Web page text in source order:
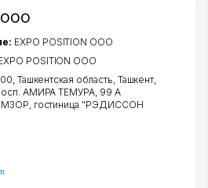
ООО
EXPO POSITION ООО
POSITION ООО
Ташкентская область Ташкент
АМИРА ТЕМУРА , 99 А
гостиница "РЭДИССОН